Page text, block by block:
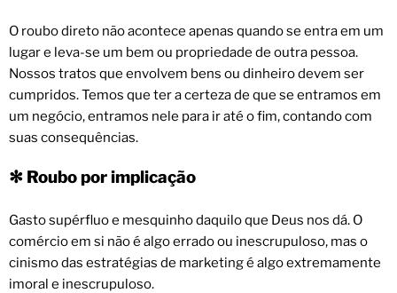
O roubo direto não acontece apenas quando se entra em um
lugar e leva-se um bem ou propriedade de outra pessoa.
Nossos tratos que envolvem bens ou dinheiro devem ser
cumpridos. Temos que ter a certeza de que se entramos em
um negócio, entramos nele para ir até o fim, contando com
suas consequências.
✻ Roubo por implicação
Gasto supérfluo e mesquinho daquilo que Deus nos dá. O
comércio em si não é algo errado ou inescrupuloso, mas o
cinismo das estratégias de marketing é algo extremamente
imoral e inescrupuloso.